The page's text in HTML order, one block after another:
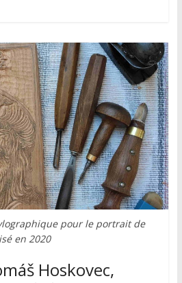
pour le portrait de
en 2020
Hoskovec,